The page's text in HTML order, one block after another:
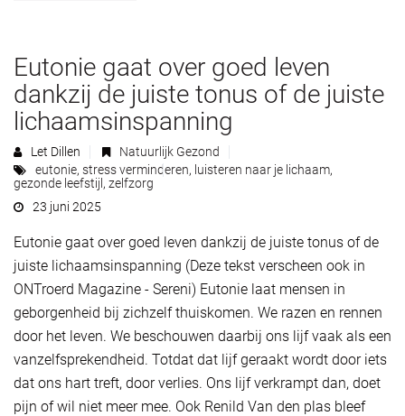
Eutonie gaat over goed leven
dankzij de juiste tonus of de juiste
lichaamsinspanning
Let Dillen
Natuurlijk Gezond
eutonie, stress verminderen, luisteren naar je lichaam,
gezonde leefstijl , zelfzorg
23 juni 2025
Eutonie gaat over goed leven dankzij de juiste tonus of de
juiste lichaamsinspanning (Deze tekst verscheen ook in
ONTroerd Magazine - Sereni) Eutonie laat mensen in
geborgenheid bij zichzelf thuiskomen. We razen en rennen
door het leven. We beschouwen daarbij ons lijf vaak als een
vanzelfsprekendheid. Totdat dat lijf geraakt wordt door iets
dat ons hart treft, door verlies. Ons lijf verkrampt dan, doet
pijn of wil niet meer mee. Ook Renild Van den plas bleef